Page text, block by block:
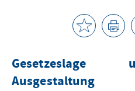
Gesetzeslage
Ausgestaltung